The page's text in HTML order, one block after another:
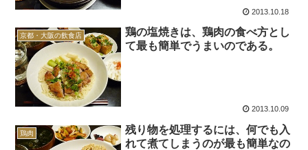
2013.10.18
京都・大阪の飲食店
鶏の塩焼きは、鶏肉の食べ方とし
て最も簡単でうまいのである。
2013.10.09
鶏肉
残り物を処理するには、何でも入
れて煮てしまうのが最も簡単なの